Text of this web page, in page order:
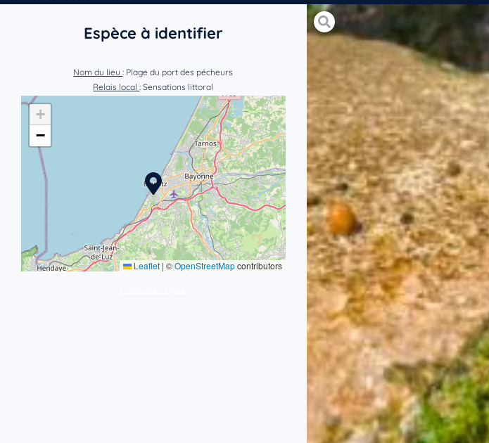
Espèce à identifier
Nom du lieu: Plage du port des pécheurs
Relais local: Sensations littoral
+
−
Leaflet | ©OpenStreetMapcontributors